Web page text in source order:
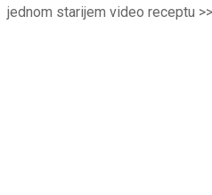
jednom starijem video receptu